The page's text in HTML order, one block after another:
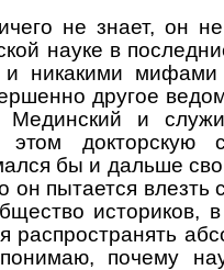
не знает, он
науке в
и никакими
другое
Мединский и
докторскую
бы и дальше
он пытается влезть
историков,
распространять
почему